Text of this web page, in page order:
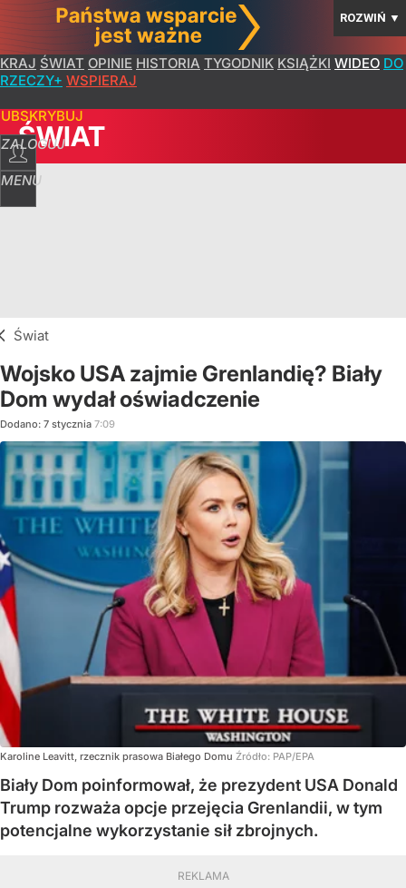
ROZWIŃ ▼
KRAJ ŚWIAT OPINIE HISTORIA TYGODNIK KSIĄŻKI WIDEO DO
RZECZY+ WSPIERAJ
ZALOGUJ
MENU
ŚWIAT
Świat
Wojsko USA zajmie Grenlandię? Biały
Dom wydał oświadczenie
Dodano: 7 stycznia 7:09
Karoline Leavitt, rzecznik prasowa Białego Domu Źródło: PAP/EPA
Biały Dom poinformował, że prezydent USA Donald
Trump rozważa opcje przejęcia Grenlandii, w tym
potencjalne wykorzystanie sił zbrojnych.